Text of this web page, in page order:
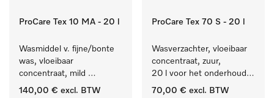
ProCare Tex 10 MA - 20 l
Wasmiddel v. fijne/bonte
was, vloeibaar
concentraat, mild
alkalisch, 20 l voor het
140,00 € excl. BTW
ProCare Tex 70 S - 20 l
Wasverzachter, vloeibaar
concentraat, zuur,
20 l voor het onderhoud
van vezels zodat het
70,00 € excl. BTW